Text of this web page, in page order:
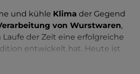
und kühle Klima der Gegend
von Wurstwaren,
Laufe der Zeit eine erfolgreiche
entwickelt hat. Heute ist
in einem Konsortium